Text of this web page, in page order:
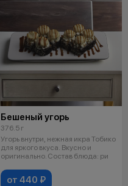
Бешеный угорь
376.5 г
Угорь внутри, нежная икра Тобико
для яркого вкуса. Вкусно и
оригинально. Состав блюда: ри
от 440 ₽